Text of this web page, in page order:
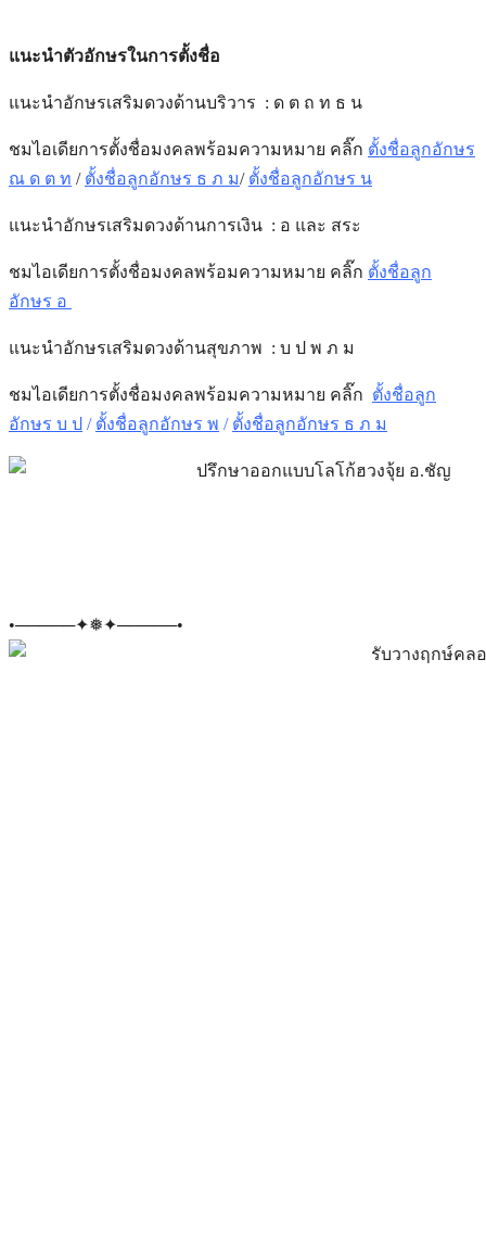
แนะนำตัวอักษรในการตั้งชื่อ
แนะนำอักษรเสริมดวงด้านบริวาร : ด ต ถ ท ธ น
ชมไอเดียการตั้งชื่อมงคลพร้อมความหมาย คลิ๊ก ตั้งชื่อลูกอักษร
ณ ด ต ท / ตั้งชื่อลูกอักษร ธ ภ ม/ ตั้งชื่อลูกอักษร น
แนะนำอักษรเสริมดวงด้านการเงิน : อ และ สระ
ชมไอเดียการตั้งชื่อมงคลพร้อมความหมาย คลิ๊ก ตั้งชื่อลูก
อักษร อ
แนะนำอักษรเสริมดวงด้านสุขภาพ : บ ป พ ภ ม
ชมไอเดียการตั้งชื่อมงคลพร้อมความหมาย คลิ๊ก ตั้งชื่อลูก
อักษร บ ป / ตั้งชื่อลูกอักษร พ / ตั้งชื่อลูกอักษร ธ ภ ม
•─────✦❅✦─────•